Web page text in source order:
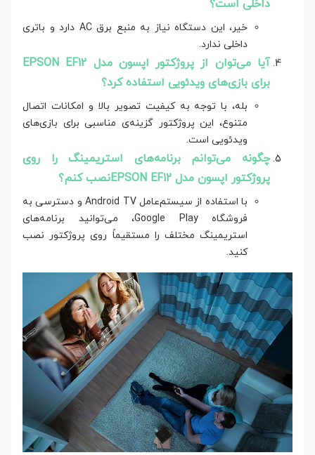
داخلی است؟
خیر، این دستگاه نیاز به منبع برق AC دارد و باتری
داخلی ندارد.
آیا می‌توان از پروژکتور اپسون مدل EPSON EF12
برای بازی‌های ویدئویی استفاده کرد؟
بله، با توجه به کیفیت تصویر بالا و امکانات اتصال
متنوع، این پروژکتور گزینه‌ی مناسبی برای بازی‌های
ویدئویی است.
چگونه می‌توانم برنامه‌های استریمینگ را روی
پروژکتور اپسون مدل EPSON EF12نصب کنم؟
با استفاده از سیستم‌عامل Android TV و دسترسی به
فروشگاه Google Play، می‌توانید برنامه‌های
استریمینگ مختلف را مستقیماً روی پروژکتور نصب
کنید.